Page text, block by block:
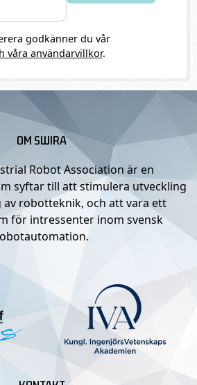
godkänner du vår
våra användarvillkor.
OM SWIRA
Robot Association är en
syftar till att stimulera utveckling
av robotteknik, och att vara ett
för intressenter inom svensk